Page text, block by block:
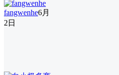
fangwenhe6月
2日